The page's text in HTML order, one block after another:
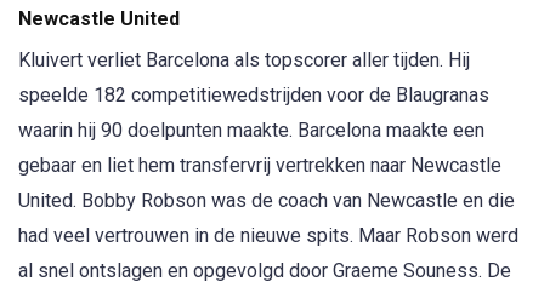
Newcastle United
Kluivert verliet Barcelona als topscorer aller tijden. Hij
speelde 182 competitiewedstrijden voor de Blaugranas
waarin hij 90 doelpunten maakte. Barcelona maakte een
gebaar en liet hem transfervrij vertrekken naar Newcastle
United. Bobby Robson was de coach van Newcastle en die
had veel vertrouwen in de nieuwe spits. Maar Robson werd
al snel ontslagen en opgevolgd door Graeme Souness. De